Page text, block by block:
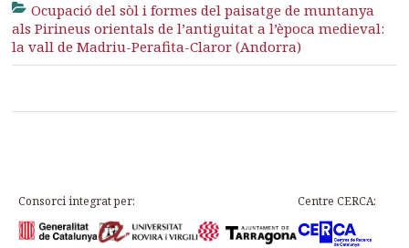
Ocupació del sòl i formes del paisatge de muntanya
als Pirineus orientals de l’antiguitat a l’època medieval:
la vall de Madriu-Perafita-Claror (Andorra)
Consorci integrat per: Centre CERCA: